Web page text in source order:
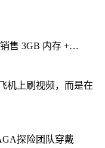
售 3GB 内存 +…
机上刷视频，而是在
探险团队穿戴